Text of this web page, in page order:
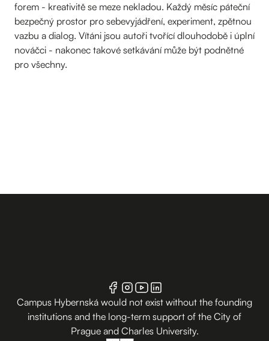
forem - kreativitě se meze nekladou. Každý měsíc páteční
bezpečný prostor pro sebevyjádření, experiment, zpětnou
vazbu a dialog. Vítáni jsou autoři tvořící dlouhodobě i úplní
nováčci - nakonec takové setkávání může být podnětné
pro všechny.
Campus Hybernská would not exist without the founding
institutions and the long-term support of the City of
Prague and Charles University.